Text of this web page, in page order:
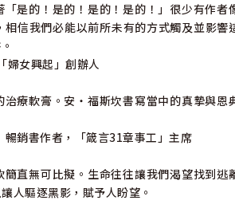
是的！是的！是的！是的！」很少有作者
信我們必能以前所未有的方式觸及並影響
女興起」創辦人
療軟膏。安・福斯坎書寫當中的真摯與恩
銷書作者，「箴言31章事工」主席
直無可比擬。生命往往讓我們渴望找到逃
人驅逐黑影，賦予人盼望。